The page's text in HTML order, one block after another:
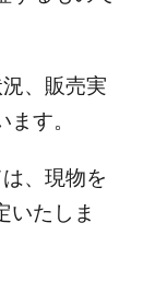
、販売実
す。
、現物を
いたしま